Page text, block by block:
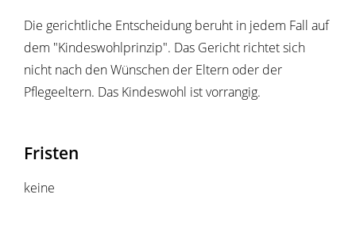
Die gerichtliche Entscheidung beruht in jedem Fall auf
dem "Kindeswohlprinzip". Das Gericht richtet sich
nicht nach den Wünschen der Eltern oder der
Pflegeeltern. Das Kindeswohl ist vorrangig.
Fristen
keine